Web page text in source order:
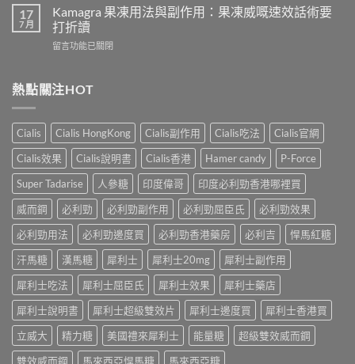
不
孕
嗎？
科
實
證
訴
你
真
相，
備
孕
男
必
讀〉
利
士
怎
位
真
實
體
驗
＋
醫
真
相
大
公
開〉
中
威
壯
（伐
地
效
法
與
印
度
Levifil-
20〉
17
7 月
Kamagra 果凍用法與副作用：果凍威嘅速效話術要
打折讀
在
凍
用
與
副
作
用：
果
凍
嘅
速
效
術
要
打
折
讀〉
留言功能已關閉
熱點關注HOT
Cialis Cialis HongKong Cialis副作用 Cialis吃法
Cialis官網
Cialis效果
Cialis說明書 Cialis香港 Hamer candy
P-Force
Super Tadarise
人參糖 印度偉哥
印度必利勁香港哪裡買
威而鋼
必利勁 必利勁副作用 必利勁屈臣氏
必利勁效果
必利勁用法
必利勁邊度買 必利勁香港藥房 必利吉
悍馬紅糖
汗馬糖
漢馬糖 犀利士 犀利士20mg
犀利士副作用
犀利士吃法
犀利士屈臣氏 犀利士效果
犀利士藥店
犀利士說明書
犀利士超級雙效片 犀利士邊度買
犀利士香港買
立威大
精力糖 美國禮來犀利士 能量糖
超級雙效威而鋼
雙效威而鋼
馬來西亞悍馬糖 馬來西亞糖